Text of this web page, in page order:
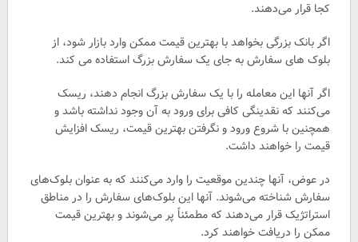
کجا قرار می‌دهند.
اگر بانک بزرگی بخواهد با بهترین قیمت ممکن وارد بازار شود، از
بلوک های سفارش به جای یک سفارش بزرگ استفاده می کند.
اگر آنها این معامله را با یک سفارش بزرگ انجام دهند، ریسک
می‌کنند که نقدینگی کافی برای ورود به آن وجود نداشته باشد و
همچنین با شروع ورود و نگرفتن بهترین قیمت، ریسک افزایش
قیمت را خواهند داشت.
در عوض، آنها چندین موقعیت را وارد می‌کنند که به عنوان بلوک‌های
سفارش شناخته می‌شوند. آنها این بلوک‌های سفارش را در مناطق
استراتژیک قرار می‌دهند که مطمئناً پر می‌شوند و بهترین قیمت
ممکن را دریافت خواهند کرد.